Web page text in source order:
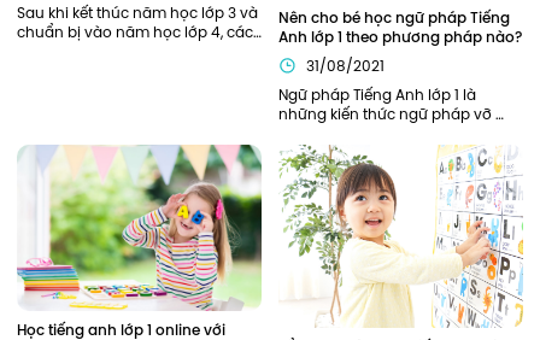
Sau khi kết thúc năm học lớp 3 và
chuẩn bị vào năm học lớp 4, các
vựng tiếng Anh lớp 4 cũng đóng
vai trò quan trọng xuyên suốt
toàn bộ chương trình học tiếng
Anh lớp 4 của các bạn nhỏ.
Nên cho bé học ngữ pháp Tiếng
Anh lớp 1 theo phương pháp nào?
31/08/2021
Ngữ pháp Tiếng Anh lớp 1 là
những kiến thức ngữ pháp vỡ
chinh phục Tiếng Anh của bé. Vì
là nền tảng đầu tiên nên phần
kiến thức này cần được củng cố
chắc chắn. Vậy nên áp dụng
phương pháp nào để trẻ có thể
nắm chắc ngữ pháp Tiếng Anh
ngay từ khi học lớp 1?
Học tiếng anh lớp 1 online với